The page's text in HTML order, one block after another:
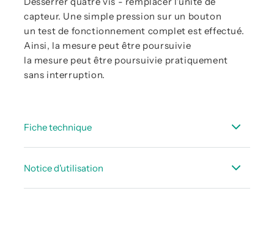
capteur. Une simple pression sur un bouton
un test de fonctionnement complet est effectué.
Ainsi, la mesure peut être poursuivie
la mesure peut être poursuivie pratiquement
sans interruption.
Fiche technique
Notice d'utilisation